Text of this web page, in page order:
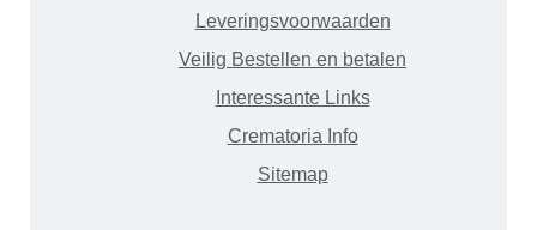
Leveringsvoorwaarden
Veilig Bestellen en betalen
Interessante Links
Crematoria Info
Sitemap